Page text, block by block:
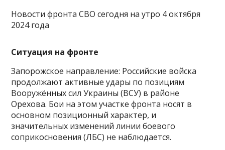
Новости фронта СВО сегодня на утро 4 октября
2024 года
Ситуация на фронте
Запорожское направление: Российские войска
продолжают активные удары по позициям
Вооружённых сил Украины (ВСУ) в районе
Орехова. Бои на этом участке фронта носят в
основном позиционный характер, и
значительных изменений линии боевого
соприкосновения (ЛБС) не наблюдается.